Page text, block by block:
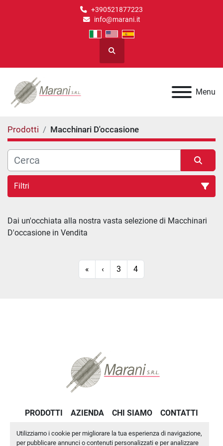
Utilizziamo i cookie per migliorare la tua esperienza di navigazione,
per pubblicare annunci o contenuti personalizzati e per analizzare
+390521877223
info@marani.it
Cerca
Menu
Prodotti Macchinari D'occasione
Filtri
Macchinari D'occasione (46)
Dai un'occhiata alla nostra vasta selezione di Macchinari
D'occasione in Vendita
« ‹ 3 4
PRODOTTI AZIENDA CHI SIAMO CONTATTI
PRIVACY POLICY